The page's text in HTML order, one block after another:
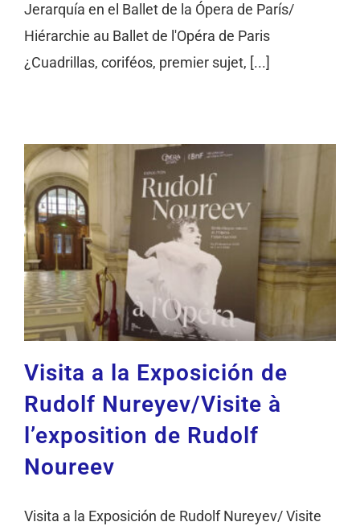
Jerarquía en el Ballet de la Ópera de París/
Hiérarchie au Ballet de l'Opéra de Paris
¿Cuadrillas, coriféos, premier sujet, [...]
Visita a la Exposición de
Rudolf Nureyev/Visite à
l’exposition de Rudolf
Noureev
Visita a la Exposición de Rudolf Nureyev/ Visite